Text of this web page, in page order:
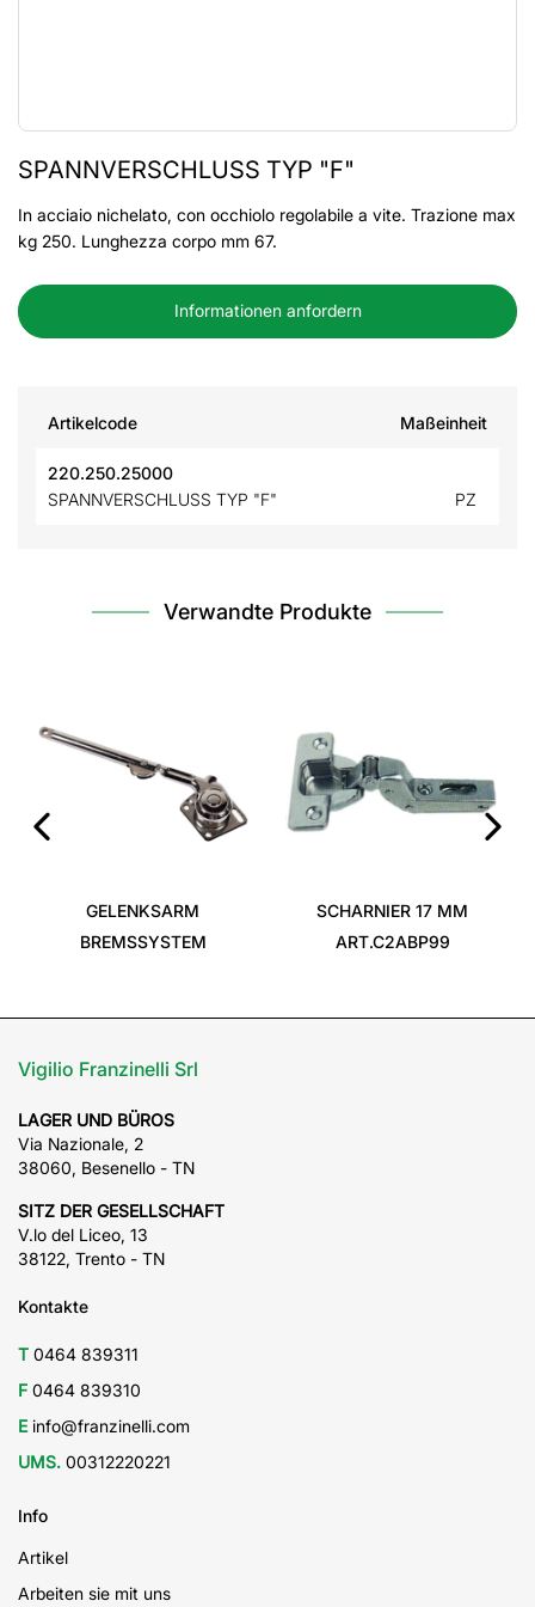
SPANNVERSCHLUSS TYP "F"
In acciaio nichelato, con occhiolo regolabile a vite. Trazione max
kg 250. Lunghezza corpo mm 67.
Informationen anfordern
Artikelcode Maßeinheit
220.250.25000
SPANNVERSCHLUSS TYP "F"
PZ
Verwandte Produkte
GELENKSARM
BREMSSYSTEM
SCHARNIER 17 MM
ART.C2ABP99
Vigilio Franzinelli Srl
LAGER UND BÜROS
Via Nazionale, 2
38060, Besenello - TN
SITZ DER GESELLSCHAFT
V.lo del Liceo, 13
38122, Trento - TN
Kontakte
T 0464 839311
F 0464 839310
E info@franzinelli.com
UMS. 00312220221
Info
Artikel
Arbeiten sie mit uns